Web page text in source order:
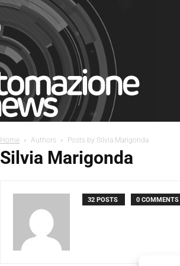
Home Authors Posts by Silvia Marigonda
Silvia Marigonda
32 POSTS 0 COMMENTS